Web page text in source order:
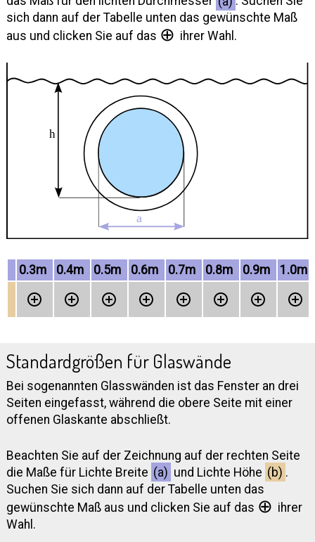
sich dann auf der Tabelle unten das gewünschte Maß
aus und clicken Sie auf das ⊕ ihrer Wahl.
0.3m 0.4m 0.5m 0.6m 0.7m 0.8m 0.9m 1.0m
Standardgrößen für Glaswände
Bei sogenannten Glasswänden ist das Fenster an drei
Seiten eingefasst, während die obere Seite mit einer
offenen Glaskante abschließt.
Beachten Sie auf der Zeichnung auf der rechten Seite
die Maße für Lichte Breite (a) und Lichte Höhe (b) .
Suchen Sie sich dann auf der Tabelle unten das
gewünschte Maß aus und clicken Sie auf das ⊕ ihrer
Wahl.